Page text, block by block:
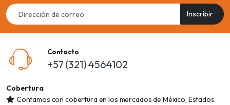
Email
address
Inscribir
Contacto
+57 (321) 4564102
Cobertura
Contamos con cobertura en los mercados de México, Estados